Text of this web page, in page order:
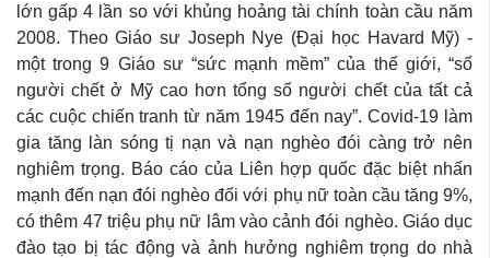
lớn gấp 4 lần so với khủng hoảng tài chính toàn cầu năm
2008. Theo Giáo sư Joseph Nye (Đại học Havard Mỹ) -
một trong 9 Giáo sư “sức mạnh mềm” của thế giới, “số
người chết ở Mỹ cao hơn tổng số người chết của tất cả
các cuộc chiến tranh từ năm 1945 đến nay”. Covid-19 làm
gia tăng làn sóng tị nạn và nạn nghèo đói càng trở nên
nghiêm trọng. Báo cáo của Liên hợp quốc đặc biệt nhấn
mạnh đến nạn đói nghèo đối với phụ nữ toàn cầu tăng 9%,
có thêm 47 triệu phụ nữ lâm vào cảnh đói nghèo. Giáo dục
đào tạo bị tác động và ảnh hưởng nghiêm trọng do nhà